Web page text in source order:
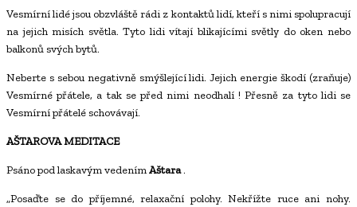
Vesmírní lidé jsou obzvláště rádi z kontaktů lidí, kteří s nimi spolupracují
na jejich misích světla. Tyto lidi vítají blikajícími světly do oken nebo
balkonů svých bytů.
Neberte s sebou negativně smýšlející lidi. Jejich energie škodí (zraňuje)
Vesmírné přátele, a tak se před nimi neodhalí ! Přesně za tyto lidi se
Vesmírní přátelé schovávají.
AŠTAROVA MEDITACE
Psáno pod laskavým vedenímAštara.
„Posaďte se do příjemné, relaxační polohy. Nekřížte ruce ani nohy.